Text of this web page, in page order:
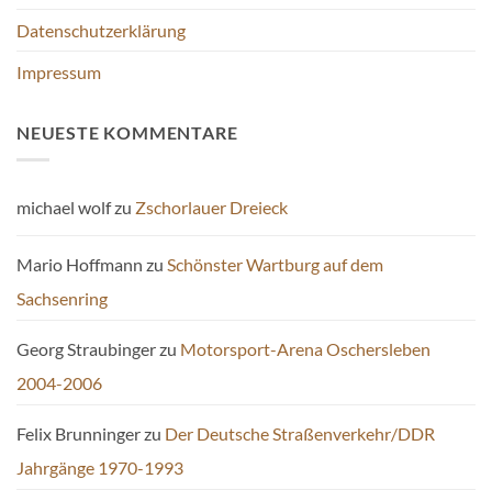
Datenschutzerklärung
Impressum
NEUESTE KOMMENTARE
michael wolfzu Zschorlauer Dreieck
Mario Hoffmann zu Schönster Wartburg auf dem
Sachsenring
Georg Straubingerzu Motorsport-Arena Oschersleben
2004-2006
Felix Brunningerzu Der Deutsche Straßenverkehr/DDR
Jahrgänge 1970-1993